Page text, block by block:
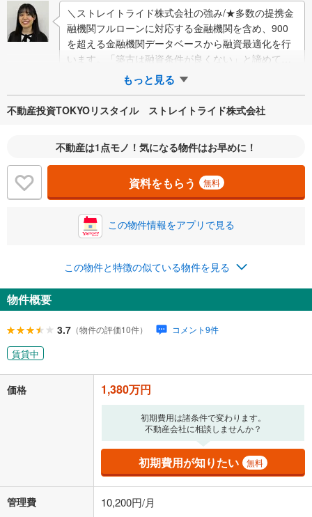
＼ストレイトライド株式会社の強み/★多数の提携金
融機関フルローンに対応する金融機関を含め、900
を超える金融機関データベースから融資最適化を行
います。「築古は融資条件が良くない」と諦めてい
た方も、金利1％台/35年の実績が多数ござ…
もっと見る
不動産投資TOKYOリスタイル ストレイトライド株式会社
不動産は1点モノ！気になる物件はお早めに！
資料をもらう 無料
この物件情報をアプリで見る
この物件と特徴の似ている物件を見る
物件概要
3.7 （物件の評価10件） コメント9件
賃貸中
価格 1,380万円
初期費用は諸条件で変わります。
不動産会社に相談しませんか？
初期費用が知りたい 無料
管理費 10,200円/月